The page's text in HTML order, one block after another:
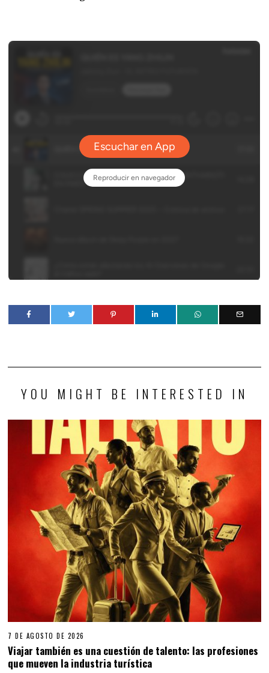
YOU MIGHT BE INTERESTED IN
7 DE AGOSTO DE 2026
Viajar también es una cuestión de talento: las profesiones
que mueven la industria turística